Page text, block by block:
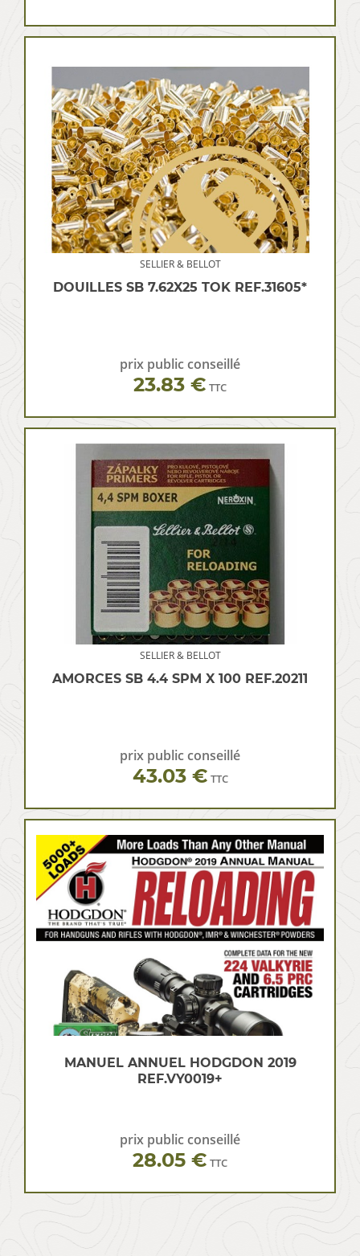
SELLIER & BELLOT
DOUILLES SB 7.62X25 TOK REF.31605*
prix public conseillé
23.83 € TTC
SELLIER & BELLOT
AMORCES SB 4.4 SPM X 100 REF.20211
prix public conseillé
43.03 € TTC
MANUEL ANNUEL HODGDON 2019
REF.VY0019+
prix public conseillé
28.05 € TTC